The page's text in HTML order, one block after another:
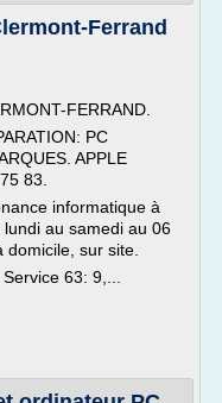
Ferrand
FERRAND.
PC
APPLE
83.
informatique à
au samedi au 06
sur site.
63: 9,...